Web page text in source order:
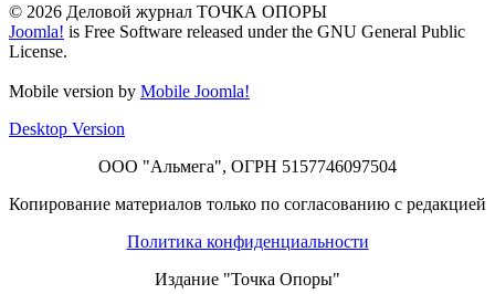
© 2026 Деловой журнал ТОЧКА ОПОРЫ
Joomla! is Free Software released under the GNU General Public
License.
Mobile version by Mobile Joomla!
Desktop Version
ООО "Альмега", ОГРН 5157746097504
Копирование материалов только по согласованию с редакцией
Политика конфиденциальности
Издание "Точка Опоры"